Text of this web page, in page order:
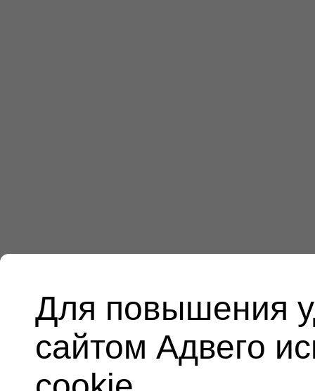
Для повышения
сайтом Адвего